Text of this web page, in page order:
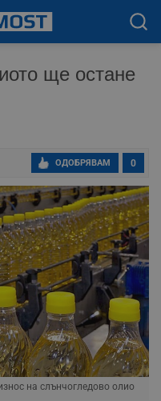
ще остане
0
ОДОБРЯВАМ
на слънчогледово олио